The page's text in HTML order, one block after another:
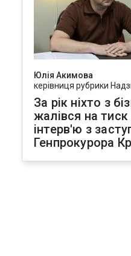
Юлія Акимова
керівниця рубрики
За рік ніхто з
жалівся на тиск
інтерв'ю з
Генпрокурора